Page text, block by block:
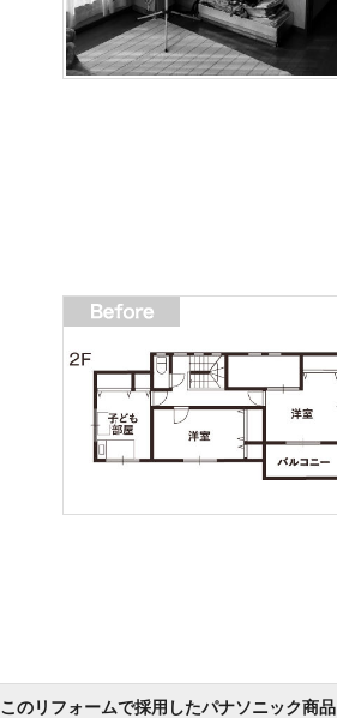
このリフォームで採用したパナソニック商品